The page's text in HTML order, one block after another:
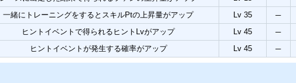
一緒にトレーニングをするとスキルPtの上昇量がアップ Lv 35 ─
ヒントイベントで得られるヒントLvがアップ Lv 45 ─
ヒントイベントが発生する確率がアップ Lv 45 ─